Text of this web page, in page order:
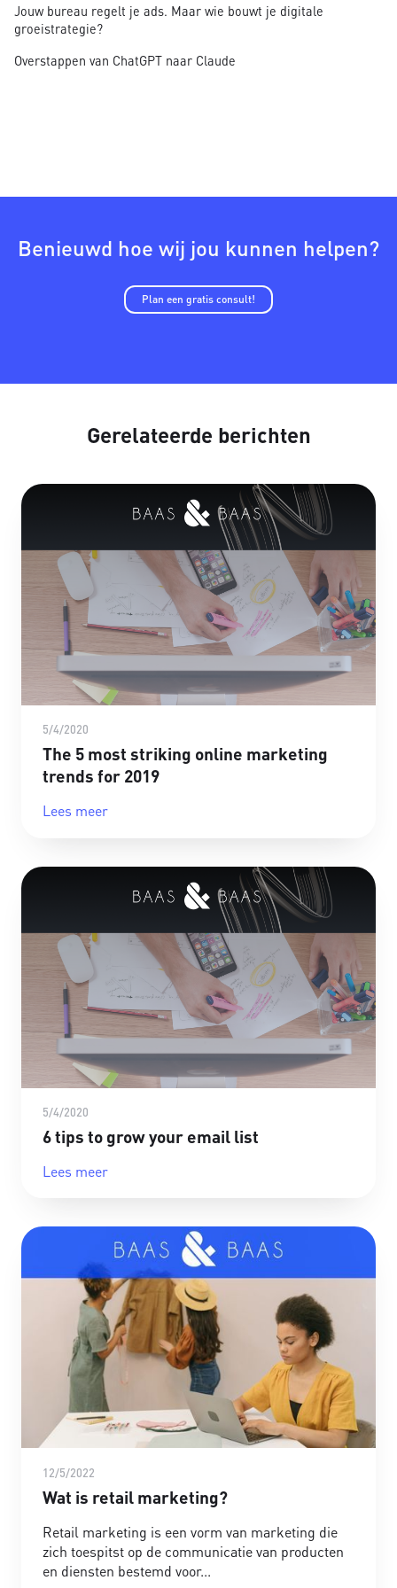
Jouw bureau regelt je ads. Maar wie bouwt je digitale
groeistrategie?
Overstappen van ChatGPT naar Claude
Benieuwd hoe wij jou kunnen helpen?
Plan een gratis consult!
Gerelateerde berichten
5/4/2020
The 5 most striking online marketing
trends for 2019
Lees meer
5/4/2020
6 tips to grow your email list
Lees meer
12/5/2022
Wat is retail marketing?
Retail marketing is een vorm van marketing die
zich toespitst op de communicatie van producten
en diensten bestemd voor